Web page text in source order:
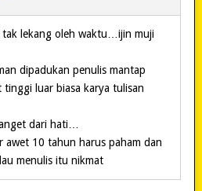
tak lekang oleh waktu…ijin muji
dipadukan penulis mantap
luar biasa karya tulisan
dari hati…
awet 10 tahun harus paham dan
menulis itu nikmat